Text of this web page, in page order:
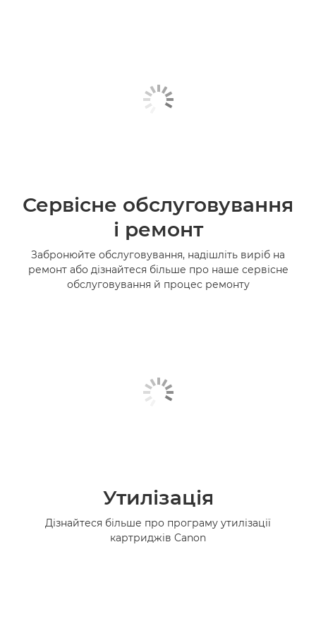
Сервісне обслуговування
і ремонт
Забронюйте обслуговування, надішліть виріб на
ремонт або дізнайтеся більше про наше сервісне
обслуговування й процес ремонту
Утилізація
Дізнайтеся більше про програму утилізації
картриджів Canon